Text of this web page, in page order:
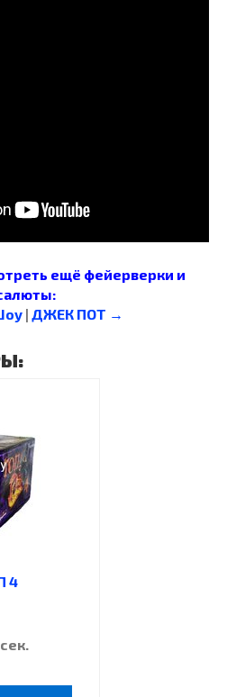
ещё фейерверки и
| ДЖЕК ПОТ →
4